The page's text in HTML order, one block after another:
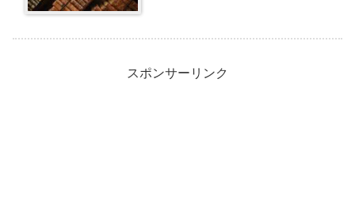
スポンサーリンク